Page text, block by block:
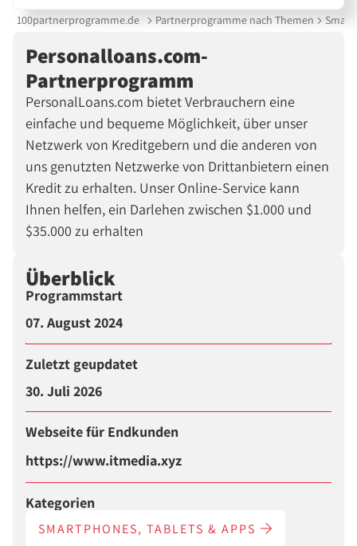
100partnerprogramme.de Partnerprogramme nach Themen
Personalloans.com-
Partnerprogramm
PersonalLoans.com bietet Verbrauchern eine
einfache und bequeme Möglichkeit, über unser
Netzwerk von Kreditgebern und die anderen von
uns genutzten Netzwerke von Drittanbietern einen
Kredit zu erhalten. Unser Online-Service kann
Ihnen helfen, ein Darlehen zwischen $1.000 und
$35.000 zu erhalten
Überblick
Programmstart
07. August 2024
Zuletzt geupdatet
30. Juli 2026
Webseite für Endkunden
https://www.itmedia.xyz
Kategorien
SMARTPHONES, TABLETS & APPS